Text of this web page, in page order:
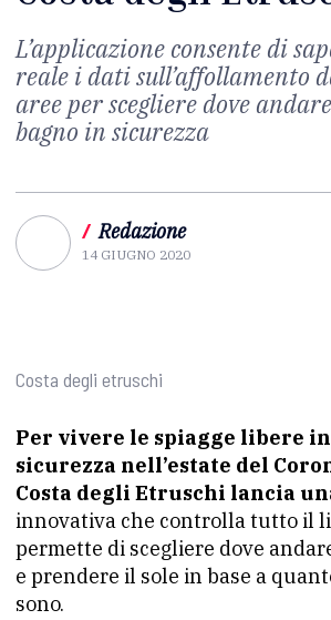
L’applicazione consente di
reale i dati sull’affollamento
aree per scegliere dove
bagno in sicurezza
/ Redazione
14 GIUGNO 2020
Costa degli etruschi
Per vivere le spiagge libere
sicurezza nell’estate del
Costa degli Etruschi lancia
innovativa che controlla tutto il
permette di scegliere dove
e prendere il sole in base a
sono.